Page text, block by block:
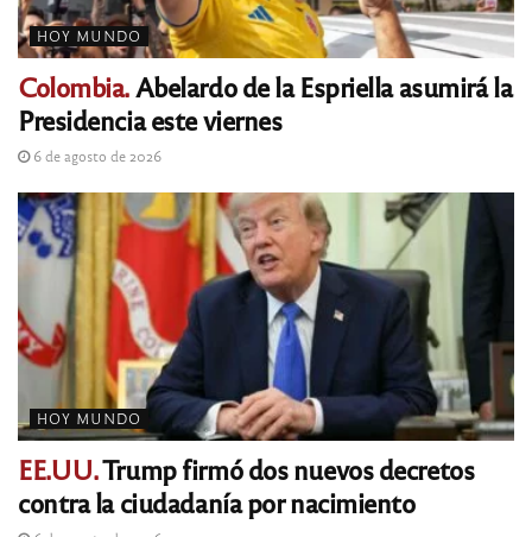
HOY MUNDO
Colombia.Abelardo de la Espriella asumirá la
Presidencia este viernes
6 de agosto de 2026
HOY MUNDO
EE.UU.Trump firmó dos nuevos decretos
contra la ciudadanía por nacimiento